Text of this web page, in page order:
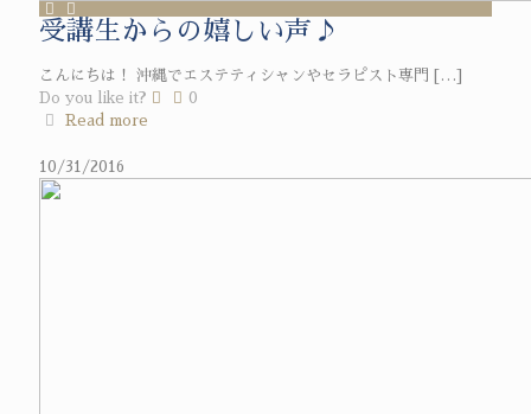
受講生からの嬉しい声♪
こんにちは！ 沖縄でエステティシャンやセラピスト専門
[…]
Do you like it?
0
Read more
10/31/2016